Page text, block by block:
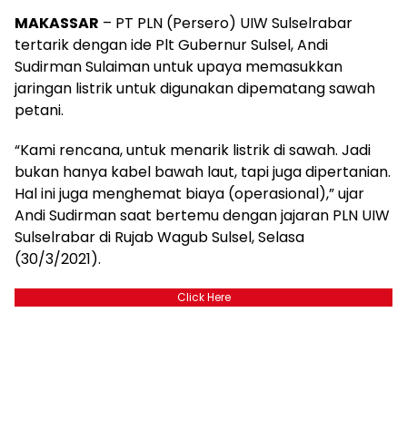
MAKASSAR – PT PLN (Persero) UIW Sulselrabar
tertarik dengan ide Plt Gubernur Sulsel, Andi
Sudirman Sulaiman untuk upaya memasukkan
jaringan listrik untuk digunakan dipematang sawah
petani.
“Kami rencana, untuk menarik listrik di sawah. Jadi
bukan hanya kabel bawah laut, tapi juga dipertanian.
Hal ini juga menghemat biaya (operasional),” ujar
Andi Sudirman saat bertemu dengan jajaran PLN UIW
Sulselrabar di Rujab Wagub Sulsel, Selasa
(30/3/2021).
Click Here